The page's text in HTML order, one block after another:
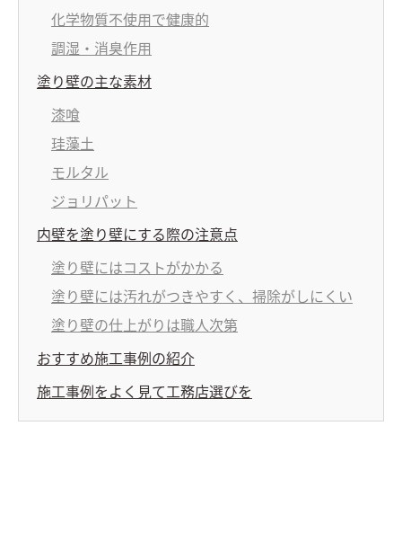
化学物質不使用で健康的
調湿・消臭作用
塗り壁の主な素材
漆喰
珪藻土
モルタル
ジョリパット
内壁を塗り壁にする際の注意点
塗り壁にはコストがかかる
塗り壁には汚れがつきやすく、掃除がしにくい
塗り壁の仕上がりは職人次第
おすすめ施工事例の紹介
施工事例をよく見て工務店選びを